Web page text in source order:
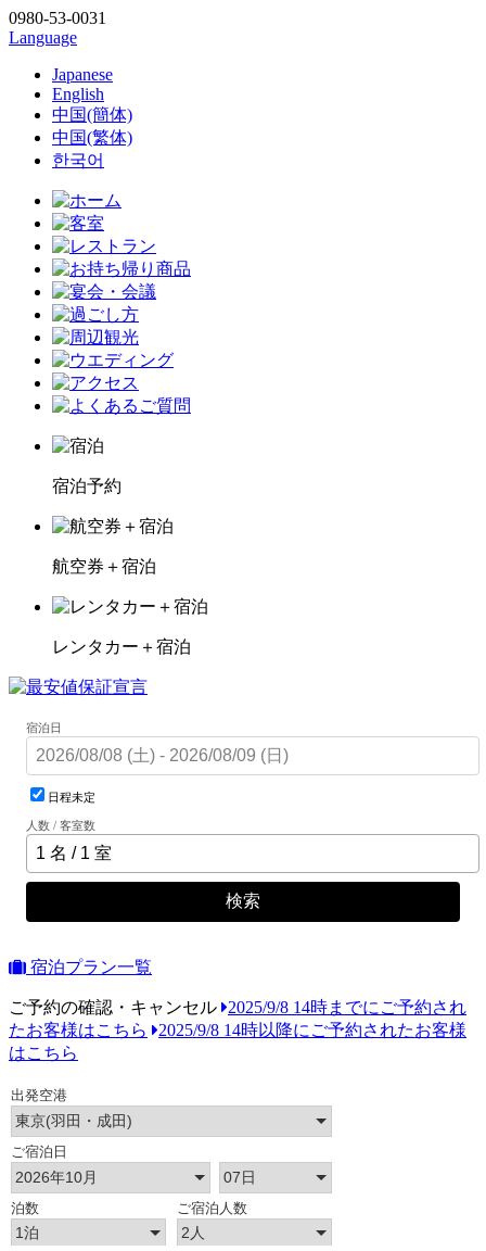
0980-53-0031
Language
Japanese
English
中国(簡体)
中国(繁体)
한국어
宿泊予約
航空券＋宿泊
レンタカー＋宿泊
宿泊日
日程未定
人数 / 客室数
検索
宿泊プラン一覧
ご予約の確認・キャンセル
2025/9/8 14時までにご予約され
たお客様はこちら
2025/9/8 14時以降にご予約されたお客様
はこちら